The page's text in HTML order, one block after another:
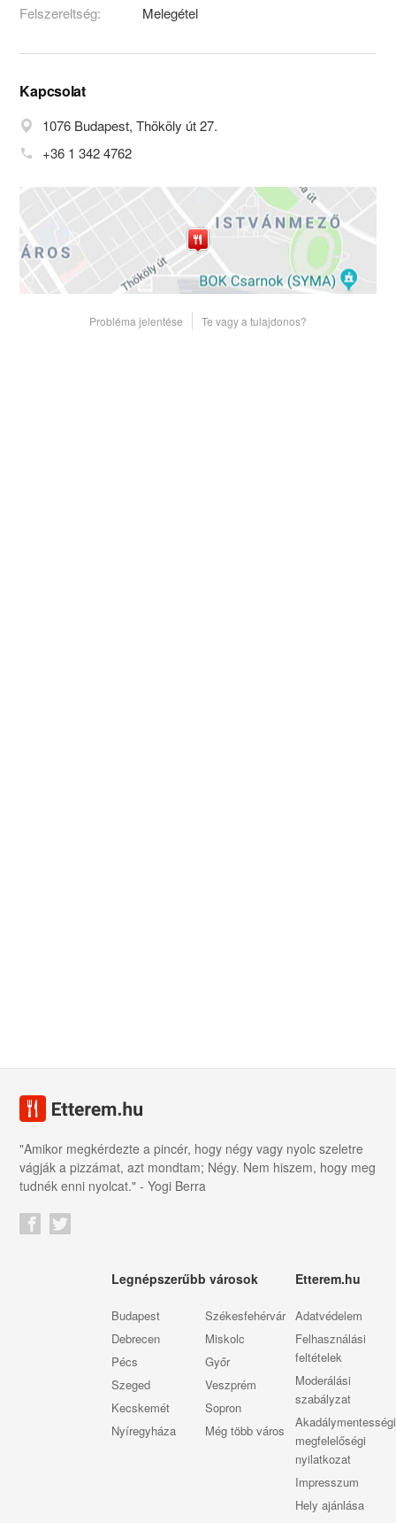
Felszereltség:
Melegétel
Kapcsolat
1076 Budapest, Thököly út 27.
+36 1 342 4762
Probléma jelentése Te vagy a tulajdonos?
"Amikor megkérdezte a pincér, hogy négy vagy nyolc szeletre
vágják a pizzámat, azt mondtam; Négy. Nem hiszem, hogy meg
tudnék enni nyolcat." - Yogi Berra
Legnépszerűbb városok
Budapest
Debrecen
Pécs
Szeged
Kecskemét
Nyíregyháza
Székesfehérvár
Miskolc
Győr
Veszprém
Sopron
Még több város
Etterem.hu
Adatvédelem
Felhasználási
feltételek
Moderálási
szabályzat
Akadálymentességi
megfelelőségi
nyilatkozat
Impresszum
Hely ajánlása